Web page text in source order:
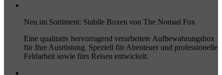
Neu im Sortiment: Stabile Boxen von The Nomad Fox
Eine qualitativ hervorragend verarbeitete Aufbewahrungsbox
für Ihre Ausrüstung. Speziell für Abenteuer und professionelle
Feldarbeit sowie fürs Reisen entwickelt.